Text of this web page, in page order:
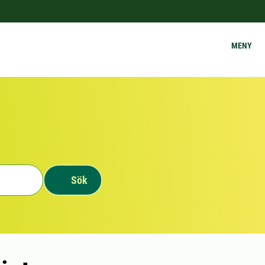
MENY
Sök